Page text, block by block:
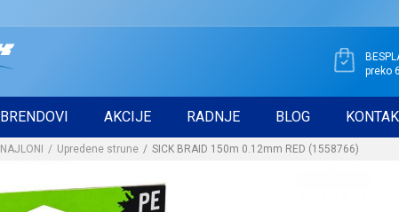
preko
BRENDOVI AKCIJE RADNJE BLOG
NAJLONI Upredene strune SICK BRAID 150m 0.12mm RED (1558766)